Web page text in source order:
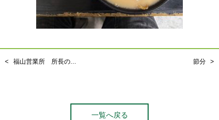
福山営業所 所長の... 節分
一覧へ戻る